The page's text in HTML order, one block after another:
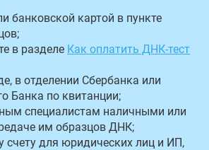
банковской картой в пункте
в разделе Как оплатить ДНК-тест
в отделении Сбербанка или
Банка по квитанции;
специалистам наличными или
им образцов ДНК;
счету для юридических лиц и ИП,